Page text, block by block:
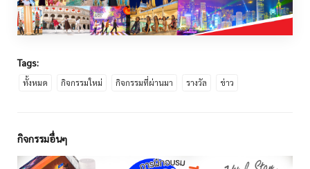
Tags:
ทั้งหมด กิจกรรมใหม่ กิจกรรมที่ผ่านมา รางวัล ข่าว
กิจกรรมอื่นๆ